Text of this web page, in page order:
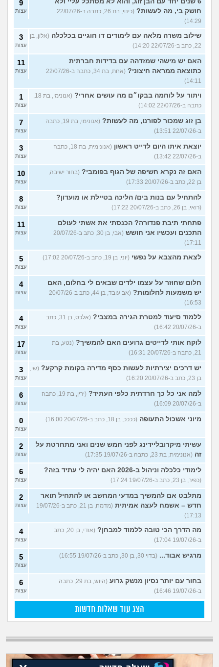
חושק בי, מה לעשות?
(כינוי, בת 26, כתבה ב-22/07/26
14:29)
9
עצות
שילוב משרה מלאה עם לימודים דו חוגיים בכלכלה (אלון, בן
22, כתב ב-22/07/26 14:20)
3
עצות
האם יש מישהי שמזדהה עם בדידות חברתית
כתוצאה ממראה חיצוני?
(אחת, בת 34, כתבה ב-22/07/26
14:11)
11
עצות
ויתור על לוחמה בבקו״ם מה עושים אחרי?
(אנונימי, בת 18,
כתבה ב-22/07/26 14:02)
1
עצות
בן זוג שמכור לפורנו, מה לעשות?
(אנונימי, בת 19, כתבה
ב-22/07/26 13:51)
7
עצות
יוצאת איתו היום לדייט ראשון
(אנונימית, בת 18, כתבה
ב-22/07/26 13:42)
3
עצות
האם זה נקרא חשיפה של הגוף בפומבי? (בחור ישיבה,
בן 22, כתב ב-20/07/26 17:33)
10
עצות
להתחיל עם בנות בים/ הליכה בטיילת או מועדון?
(רואי, בן 26, כתב ב-20/07/26 17:22)
8
עצות
פתחתי תיבת פנדורה? הכנסתי את אשתי לעולם
התכנים ועכשיו אני חושש
(אבי, בן 30, כתב ב-20/07/26
17:11)
11
עצות
לצאת מהצבא על נפשי (יוני, בן 19, כתב ב-20/07/26 17:02) 5
עצות
חלום שחוזר על עצמו ילדים שבאים לי בחלום, האם
יש משמעות לחלומות?
(אב עובד, בן 44, כתב ב-20/07/26
16:53)
4
עצות
ללמוד סיעוד למטרת הגירה במצבי?
(אלכס, בן 31, כתב
ב-20/07/26 16:42)
4
עצות
לוקח אותי לדייטים גרועים האם להמשיך? (נטע, בת
21, כתבה ב-20/07/26 16:31)
17
עצות
יש דרכים יצירתיות לעשות כסף מדירה בקומת קרקע? (שי,
בן 23, כתב ב-20/07/26 16:20)
3
עצות
למה אני כל כך חרדתית כלפי העתיד?
(ירין, בת 19, כתבה
ב-20/07/26 16:09)
6
עצות
מיוני אשכול התעופה (ככככ, בן 18, כתב ב-20/07/26 16:00) 0
עצות
עשיתי מיקרובליידינג לפני חמש שנים ואני מתחרטת על
זה (אנונימית, בת 23, כתבה ב-19/07/26 17:35)
2
עצות
לימודי כלכלה וניהול ב-2026 האם יהיה לי עתיד בזה?
(כפיר, בן 23, כתב ב-19/07/26 17:24)
6
עצות
מתלבט אם להמשיך במדעי המחשב או להתחיל תואר
חדש – אשמח לעצה אמיתית
(מדמח, בן 21, כתב ב-19/07/26
17:13)
2
עצות
מה הדרך הכי טובה ללמוד למבחן?
(אודי, בן 20, כתב
ב-19/07/26 17:04)
4
עצות
מרגיש אבוד... (בדוי 30, בן 30, כתב ב-19/07/26 16:55) 5
עצות
בחור עם יותר נסיון מנשק גרוע
(היוש, בת 29, כתבה
ב-19/07/26 16:46)
6
עצות
הצג עוד שאלות חדשות